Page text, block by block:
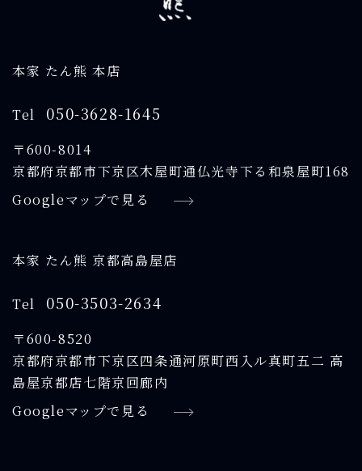
本家 たん熊 本店
Tel 050-3628-1645
〒600-8014
京都府京都市下京区木屋町通仏光寺下る和泉屋町168
Googleマップで見る
本家 たん熊 京都高島屋店
Tel 050-3503-2634
〒600-8520
京都府京都市下京区四条通河原町西入ル真町五二 高
島屋京都店七階京回廊内
Googleマップで見る